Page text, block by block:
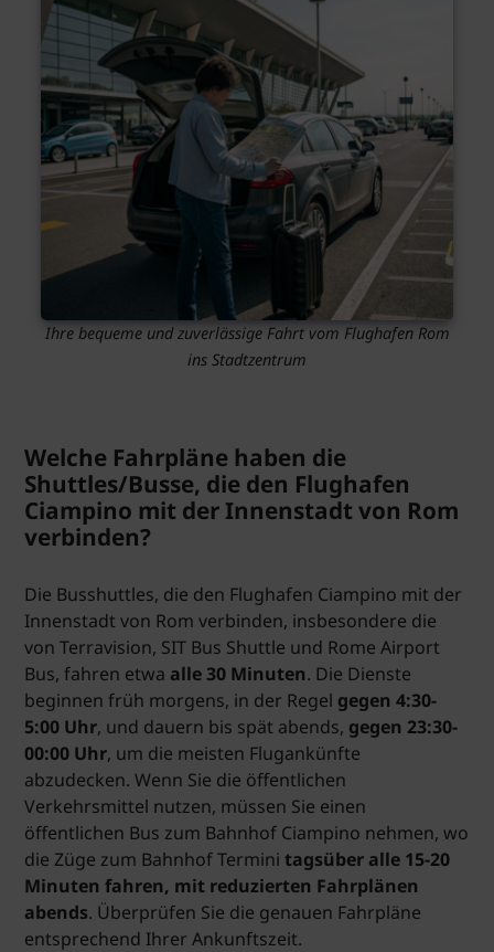
Ihre bequeme und zuverlässige Fahrt vom Flughafen Rom
ins Stadtzentrum
Welche Fahrpläne haben die
Shuttles/Busse, die den Flughafen
Ciampino mit der Innenstadt von Rom
verbinden?
Die Busshuttles, die den Flughafen Ciampino mit der
Innenstadt von Rom verbinden, insbesondere die
von Terravision, SIT Bus Shuttle und Rome Airport
Bus, fahren etwa alle 30 Minuten. Die Dienste
beginnen früh morgens, in der Regel gegen 4:30-
5:00 Uhr, und dauern bis spät abends, gegen 23:30-
00:00 Uhr, um die meisten Flugankünfte
abzudecken. Wenn Sie die öffentlichen
Verkehrsmittel nutzen, müssen Sie einen
öffentlichen Bus zum Bahnhof Ciampino nehmen, wo
die Züge zum Bahnhof Terminitagsüber alle 15-20
Minuten fahren, mit reduzierten Fahrplänen
abends. Überprüfen Sie die genauen Fahrpläne
entsprechend Ihrer Ankunftszeit.